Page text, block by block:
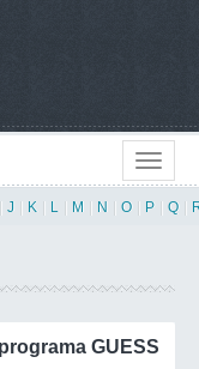
J K L M N O P Q
GUESS